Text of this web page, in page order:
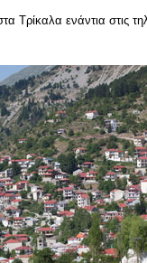
Τρίκαλα ενάντια στις